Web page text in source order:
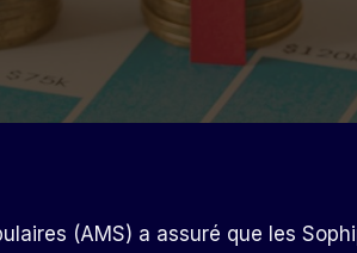
(AMS) a assuré que les